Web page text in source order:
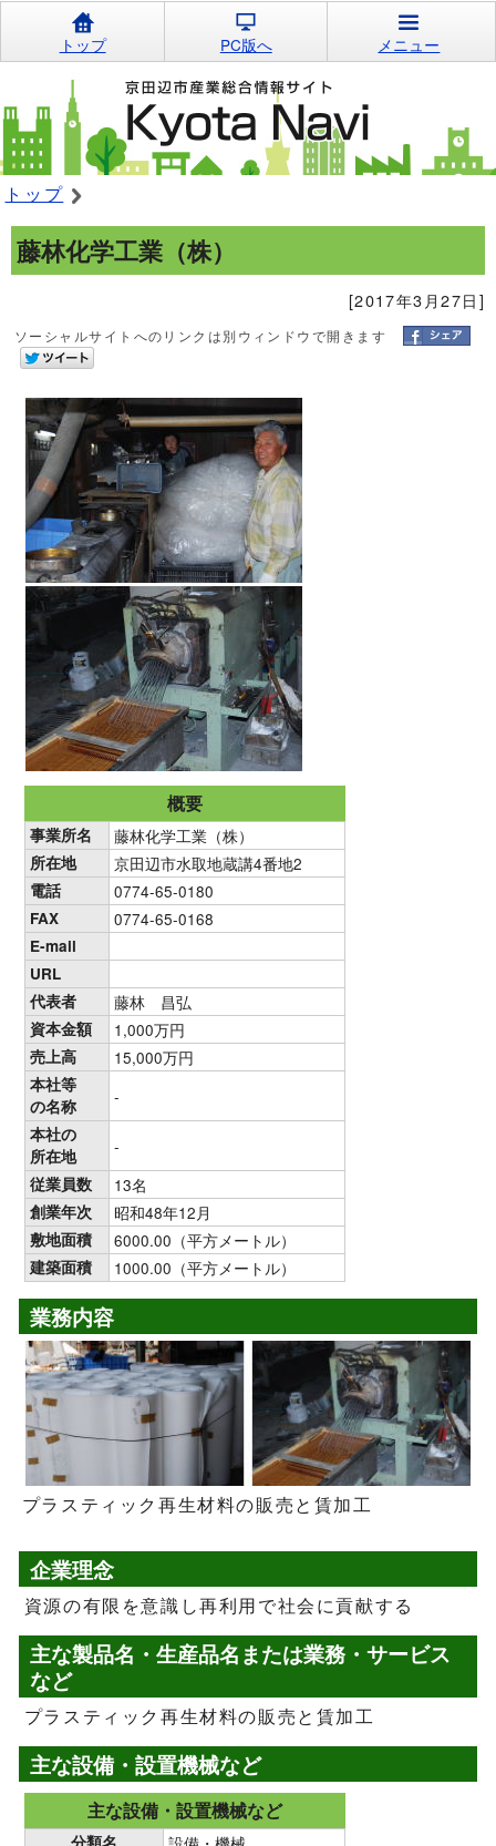
トップ PC版へ メニュー
トップ
藤林化学工業（株）
[2017年3月27日]
ソーシャルサイトへのリンクは別ウィンドウで開きます
概要
事業所名 藤林化学工業（株）
所在地 京田辺市水取地蔵講4番地2
電話 0774-65-0180
FAX 0774-65-0168
E-mail
URL
代表者
藤林 昌弘
資本金額 1,000万円
売上高 15,000万円
本社等
の名称
-
本社の
所在地
-
従業員数 13名
創業年次 昭和48年12月
敷地面積 6000.00（平方メートル）
建築面積 1000.00（平方メートル）
業務内容
プラスティック再生材料の販売と賃加工
企業理念
資源の有限を意識し再利用で社会に貢献する
主な製品名・生産品名または業務・サービス
など
プラスティック再生材料の販売と賃加工
主な設備・設置機械など
主な設備・設置機械など